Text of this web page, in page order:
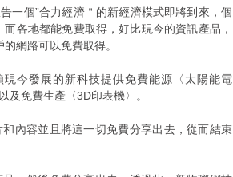
一個”合力經濟＂的新經濟模式即將到來，個
各地都能免費取得，好比現今的資訊產品，
網路可以免費取得。
今發展的新科技提供免費能源〈太陽能電
免費生產〈3D印表機〉。
內容並且將這一切免費分享出去，從而結束